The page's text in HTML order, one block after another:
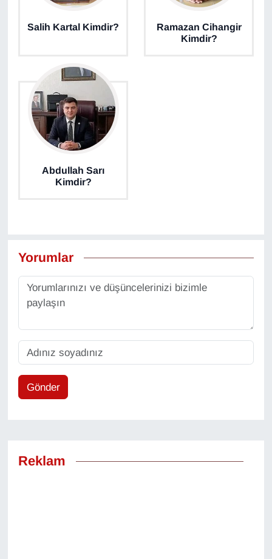
Salih Kartal Kimdir?
Ramazan Cihangir
Kimdir?
Abdullah Sarı
Kimdir?
Yorumlar
Gönder
Reklam